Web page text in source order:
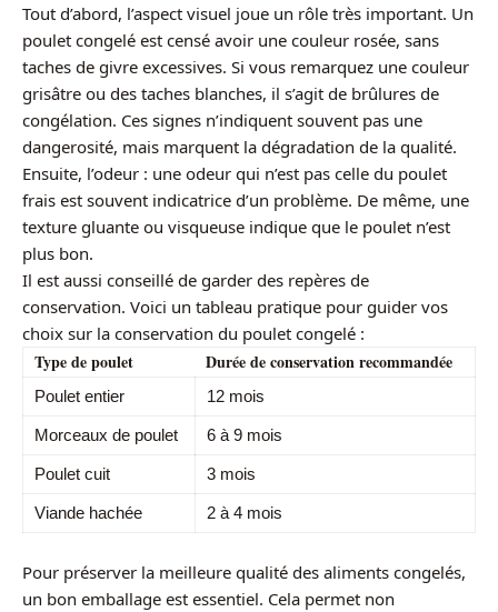
Tout d’abord, l’aspect visuel joue un rôle très important. Un
poulet congelé est censé avoir une couleur rosée, sans
taches de givre excessives. Si vous remarquez une couleur
grisâtre ou des taches blanches, il s’agit de brûlures de
congélation. Ces signes n’indiquent souvent pas une
dangerosité, mais marquent la dégradation de la qualité.
Ensuite, l’odeur : une odeur qui n’est pas celle du poulet
frais est souvent indicatrice d’un problème. De même, une
texture gluante ou visqueuse indique que le poulet n’est
plus bon.
Il est aussi conseillé de garder des repères de
conservation. Voici un tableau pratique pour guider vos
choix sur la conservation du poulet congelé :
Type de poulet Durée de conservation recommandée
Poulet entier 12 mois
Morceaux de poulet 6 à 9 mois
Poulet cuit 3 mois
Viande hachée 2 à 4 mois
Pour préserver la meilleure qualité des aliments congelés,
un bon emballage est essentiel. Cela permet non